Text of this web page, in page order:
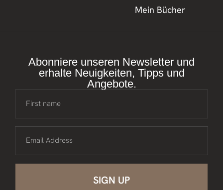
Mein Bücher
Abonniere unseren Newsletter und
erhalte Neuigkeiten, Tipps und
Angebote.
First name
Email Address